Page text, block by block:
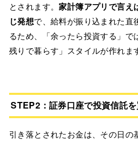
とされます。家計簿アプリで言え
じ発想で、給料が振り込まれた直
るため、「余ったら投資する」で
残りで暮らす」スタイルが作れま
STEP2：証券口座で投資信託
引き落とされたお金は、その日の